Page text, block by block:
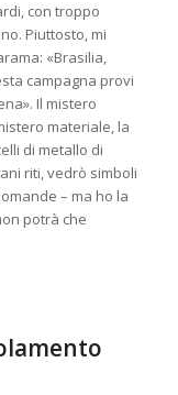
con troppo
Piuttosto, mi
: «Brasilia,
campagna provi
Il mistero
materiale, la
di metallo di
riti, vedrò simboli
– ma ho la
potrà che